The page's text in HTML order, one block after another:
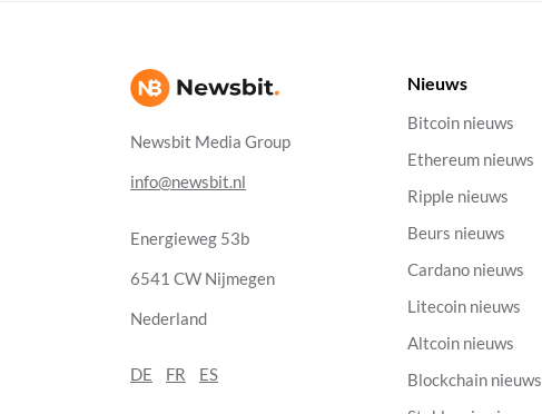
Newsbit Media Group
info@newsbit.nl
Energieweg 53b
6541 CW Nijmegen
Nederland
DE FR ES
Nieuws
Bitcoin nieuws
Ethereum nieuws
Ripple nieuws
Beurs nieuws
Cardano nieuws
Litecoin nieuws
Altcoin nieuws
Blockchain nieuws